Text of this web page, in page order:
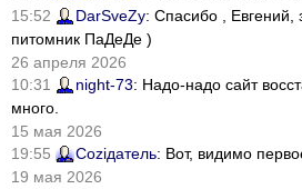
15:52
DarSveZy: Спасибо , Евгений,
питомник ПаДеДе )
26 апреля 2026
10:31
night-73: Надо-надо сайт
много.
15 мая 2026
19:55
Соziдатель: Вот, видимо
19 мая 2026